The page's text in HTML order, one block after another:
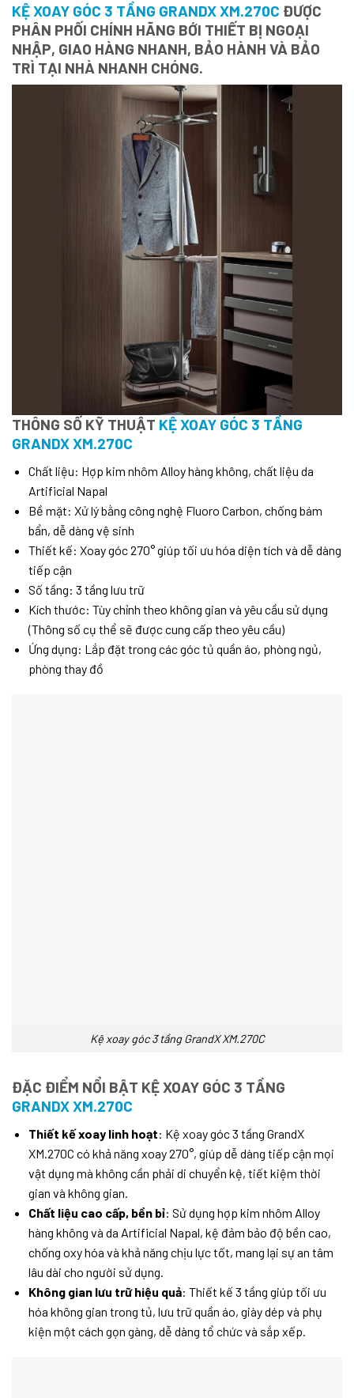
KỆ XOAY GÓC 3 TẦNG GRANDX XM.270C ĐƯỢC
PHÂN PHỐI CHÍNH HÃNG BỚI THIẾT BỊ NGOẠI
NHẬP, GIAO HÀNG NHANH, BẢO HÀNH VÀ BẢO
TRÌ TẠI NHÀ NHANH CHÓNG.
THÔNG SỐ KỸ THUẬT KỆ XOAY GÓC 3 TẦNG
GRANDX XM.270C
Chất liệu: Hợp kim nhôm Alloy hàng không, chất liệu da
Artificial Napal
Bề mặt: Xử lý bằng công nghệ Fluoro Carbon, chống bám
bẩn, dễ dàng vệ sinh
Thiết kế: Xoay góc 270° giúp tối ưu hóa diện tích và dễ dàng
tiếp cận
Số tầng: 3 tầng lưu trữ
Kích thước: Tùy chỉnh theo không gian và yêu cầu sử dụng
(Thông số cụ thể sẽ được cung cấp theo yêu cầu)
Ứng dụng: Lắp đặt trong các góc tủ quần áo, phòng ngủ,
phòng thay đồ
Kệ xoay góc 3 tầng GrandX XM.270C
ĐẶC ĐIỂM NỔI BẬT KỆ XOAY GÓC 3 TẦNG
GRANDX XM.270C
Thiết kế xoay linh hoạt: Kệ xoay góc 3 tầng GrandX
XM.270C có khả năng xoay 270°, giúp dễ dàng tiếp cận mọi
vật dụng mà không cần phải di chuyển kệ, tiết kiệm thời
gian và không gian.
Chất liệu cao cấp, bền bỉ: Sử dụng hợp kim nhôm Alloy
hàng không và da Artificial Napal, kệ đảm bảo độ bền cao,
chống oxy hóa và khả năng chịu lực tốt, mang lại sự an tâm
lâu dài cho người sử dụng.
Không gian lưu trữ hiệu quả: Thiết kế 3 tầng giúp tối ưu
hóa không gian trong tủ, lưu trữ quần áo, giày dép và phụ
kiện một cách gọn gàng, dễ dàng tổ chức và sắp xếp.